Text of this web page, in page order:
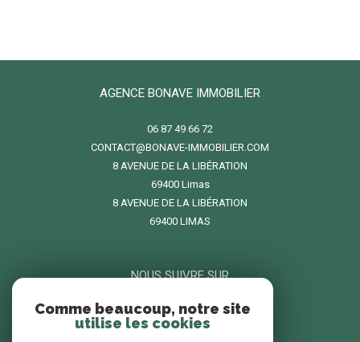
AGENCE BONAVE IMMOBILIER
06 87 49 66 72
CONTACT@BONAVE-IMMOBILIER.COM
8 AVENUE DE LA LIBÉRATION
69400
limas
8 AVENUE DE LA LIBÉRATION
69400 LIMAS
NOUS SUIVRE SUR
Comme beaucoup, notre site
utilise les cookies